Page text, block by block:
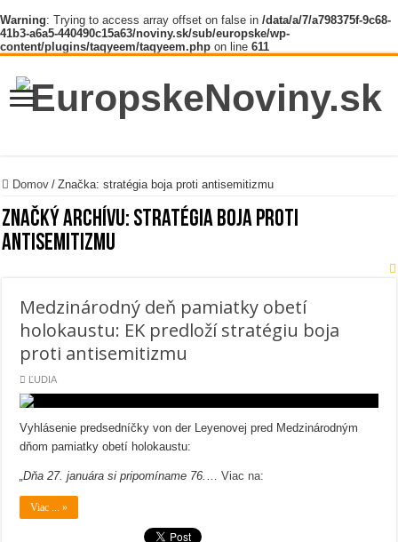
Warning: Trying to access array offset on false in /data/a/7/a798375f-9c68-
41b3-a6a5-440490c15a63/noviny.sk/sub/europske/wp-
content/plugins/taqyeem/taqyeem.php on line 611
Domov / Značka:stratégia boja proti antisemitizmu
Značký archívu: stratégia boja proti
antisemitizmu
Medzinárodný deň pamiatky obetí
holokaustu: EK predloží stratégiu boja
proti antisemitizmu
ĽUDIA
Vyhlásenie predsedníčky von der Leyenovej pred Medzinárodným
dňom pamiatky obetí holokaustu:
„Dňa 27. januára si pripomíname 76. …Viac na:
Viac ... »